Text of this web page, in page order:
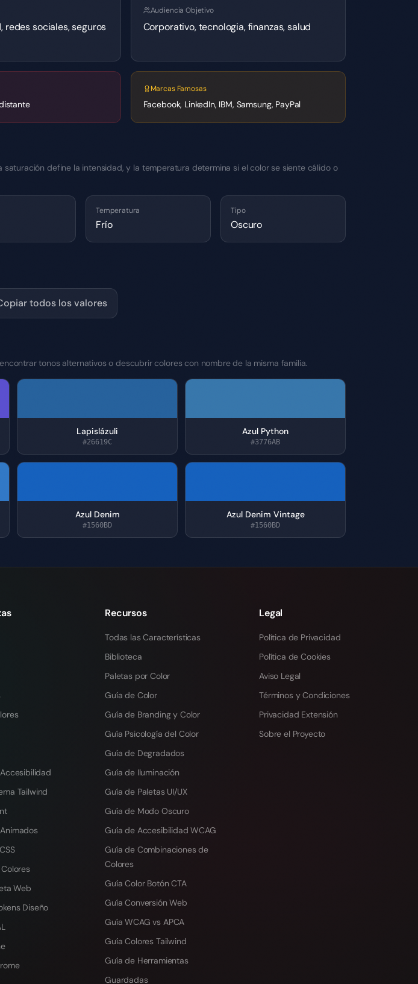
redes sociales, seguros
Audiencia Objetivo
Corporativo, tecnologia, finanzas, salud
Marcas Famosas
Facebook, LinkedIn, IBM, Samsung, PayPal
define la intensidad, y la temperatura determina si el color se siente cálido o
Temperatura
Frío
Tipo
Oscuro
todos los valores
tonos alternativos o descubrir colores con nombre de la misma familia.
Lapislázuli
#26619C
Azul Python
#3776AB
Azul Denim
#1560BD
Azul Denim Vintage
#1560BD
Tailwind
Web
Diseño
Recursos
Todas las Características
Biblioteca
Paletas por Color
Guía de Color
Guía de Branding y Color
Guía Psicología del Color
Guía de Degradados
Guía de Iluminación
Guía de Paletas UI/UX
Guía de Modo Oscuro
Guía de Accesibilidad WCAG
Guía de Combinaciones de
Colores
Guía Color Botón CTA
Guía Conversión Web
Guía WCAG vs APCA
Guía Colores Tailwind
Guía de Herramientas
Guardadas
Legal
Política de Privacidad
Política de Cookies
Aviso Legal
Términos y Condiciones
Privacidad Extensión
Sobre el Proyecto